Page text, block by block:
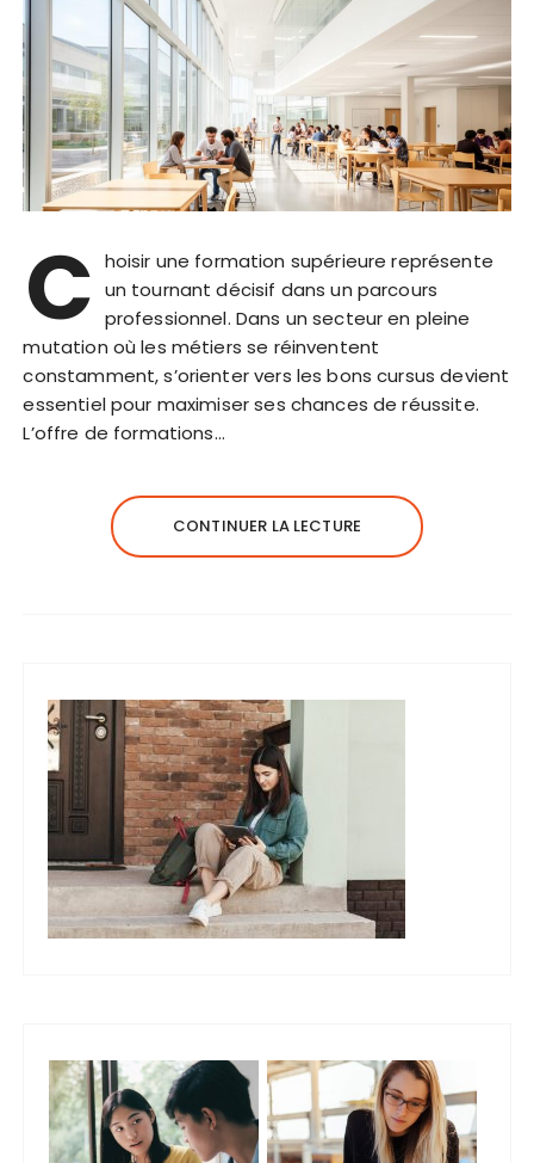
C hoisir une formation supérieure représente
un tournant décisif dans un parcours
professionnel. Dans un secteur en pleine
mutation où les métiers se réinventent
constamment, s’orienter vers les bons cursus devient
essentiel pour maximiser ses chances de réussite.
L’offre de formations…
CONTINUER LA LECTURE